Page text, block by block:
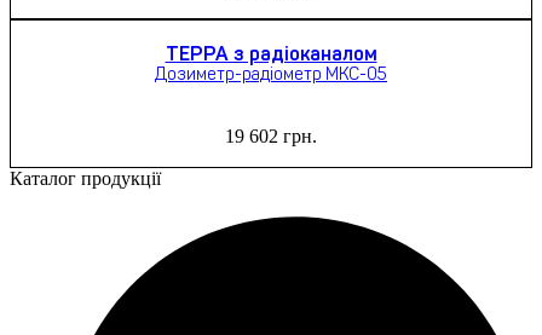
ТЕРРА з радіоканалом
Дозиметр-радіометр МКС-05
19 602 грн.
Каталог продукції